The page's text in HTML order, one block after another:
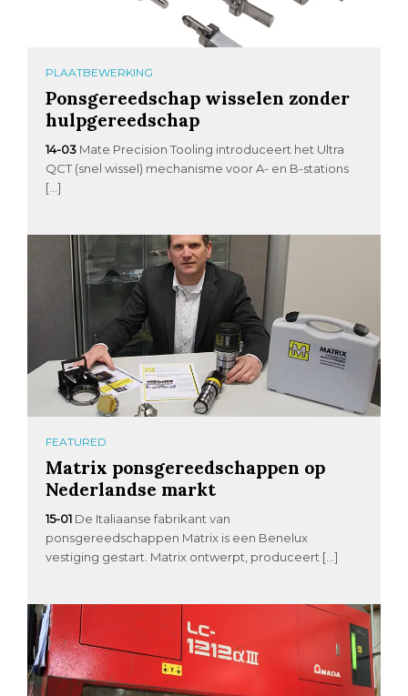
PLAATBEWERKING
Ponsgereedschap wisselen zonder
hulpgereedschap
14-03 Mate Precision Tooling introduceert het Ultra
QCT (snel wissel) mechanisme voor A- en B-stations
[…]
FEATURED
Matrix ponsgereedschappen op
Nederlandse markt
15-01 De Italiaanse fabrikant van
ponsgereedschappen Matrix is een Benelux
vestiging gestart. Matrix ontwerpt, produceert […]